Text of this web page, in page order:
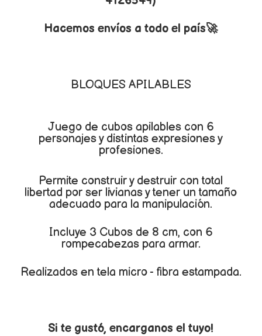
Hacemos envíos a todo el país🚀
BLOQUES APILABLES
Juego de cubos apilables con 6
personajes y distintas expresiones y
profesiones.
Permite construir y destruir con total
libertad por ser livianas y tener un tamaño
adecuado para la manipulación.
Incluye 3 Cubos de 8 cm, con 6
rompecabezas para armar.
Realizados en tela micro - fibra estampada.
Si te gustó, encarganos el tuyo!